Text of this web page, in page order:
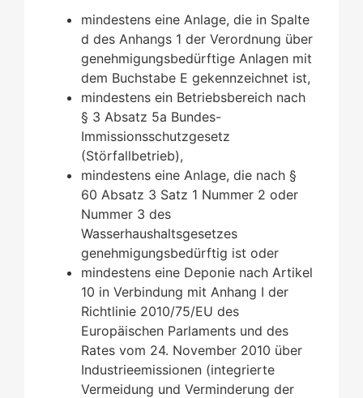
mindestens eine Anlage, die in Spalte
d des Anhangs 1 der Verordnung über
genehmigungsbedürftige Anlagen mit
dem Buchstabe E gekennzeichnet ist,
mindestens ein Betriebsbereich nach
§ 3 Absatz 5a Bundes-
Immissionsschutzgesetz
(Störfallbetrieb),
mindestens eine Anlage, die nach §
60 Absatz 3 Satz 1 Nummer 2 oder
Nummer 3 des
Wasserhaushaltsgesetzes
genehmigungsbedürftig ist oder
mindestens eine Deponie nach Artikel
10 in Verbindung mit Anhang I der
Richtlinie 2010/75/EU des
Europäischen Parlaments und des
Rates vom 24. November 2010 über
Industrieemissionen (integrierte
Vermeidung und Verminderung der